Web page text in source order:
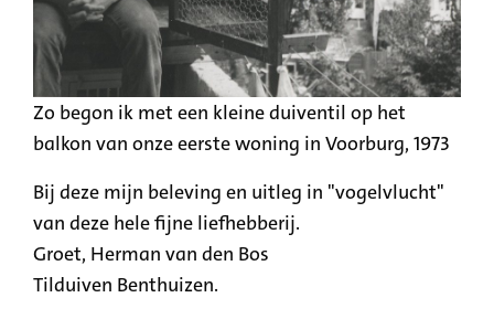
Zo begon ik met een kleine duiventil op het
balkon van onze eerste woning in Voorburg, 1973
Bij deze mijn beleving en uitleg in "vogelvlucht"
van deze hele fijne liefhebberij.
Groet, Herman van den Bos
Tilduiven Benthuizen.